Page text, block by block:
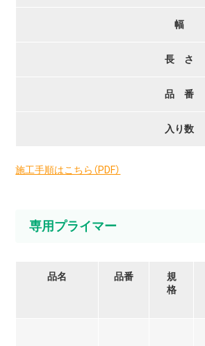
幅
長 さ
品 番
入り数
施工手順はこちら（PDF）
専用プライマー
品名 品番
規
格